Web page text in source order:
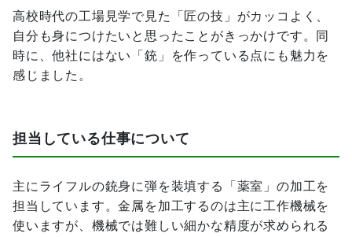
高校時代の工場見学で見た「匠の技」がカッコよく、
自分も身につけたいと思ったことがきっかけです。同
時に、他社にはない「銃」を作っている点にも魅力を
感じました。
担当している仕事について
主にライフルの銃身に弾を装填する「薬室」の加工を
担当しています。金属を加工するのは主に工作機械を
使いますが、機械では難しい細かな精度が求められる